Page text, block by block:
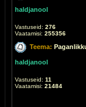
haldjanool
Vastuseid: 276
Vaatamisi: 255356
Teema:
haldjanool
Vastuseid: 11
Vaatamisi: 21484